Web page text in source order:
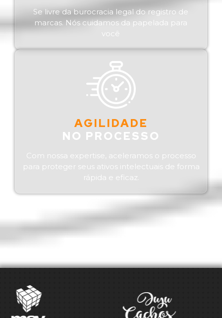
Se livre da burocracia legal do registro de
marcas. Nós cuidamos da papelada para
você
AGILIDADE
NO PROCESSO
Com nossa expertise, aceleramos o processo
para proteger seus ativos intelectuais de forma
rápida e eficaz.